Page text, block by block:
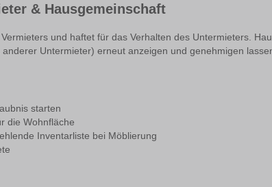
& Hausgemeinschaft
und haftet für das Verhalten des Untermieters.
Untermieter) erneut anzeigen und genehmigen
starten
die Wohnfläche
Inventarliste bei Möblierung